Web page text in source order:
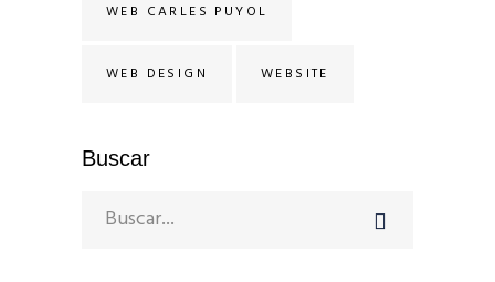
WEB CARLES PUYOL
WEB DESIGN WEBSITE
Buscar
Search
for: